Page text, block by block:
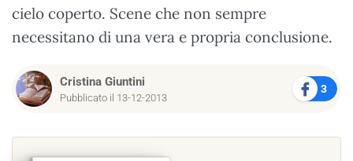
cielo coperto. Scene che non sempre
necessitano di una vera e propria conclusione.
Cristina Giuntini
Pubblicato il 13-12-2013
3